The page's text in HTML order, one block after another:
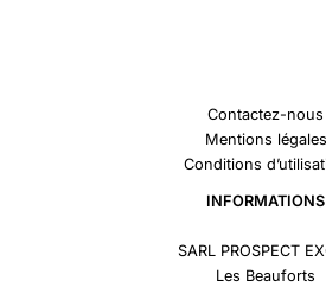
Contactez-nous
Mentions légales
Conditions
INFORMATIONS
SARL PROSPECT
Les Beauforts